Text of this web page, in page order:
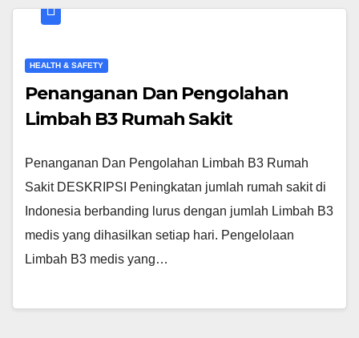
HEALTH & SAFETY
Penanganan Dan Pengolahan
Limbah B3 Rumah Sakit
Penanganan Dan Pengolahan Limbah B3 Rumah
Sakit DESKRIPSI Peningkatan jumlah rumah sakit di
Indonesia berbanding lurus dengan jumlah Limbah B3
medis yang dihasilkan setiap hari. Pengelolaan
Limbah B3 medis yang…